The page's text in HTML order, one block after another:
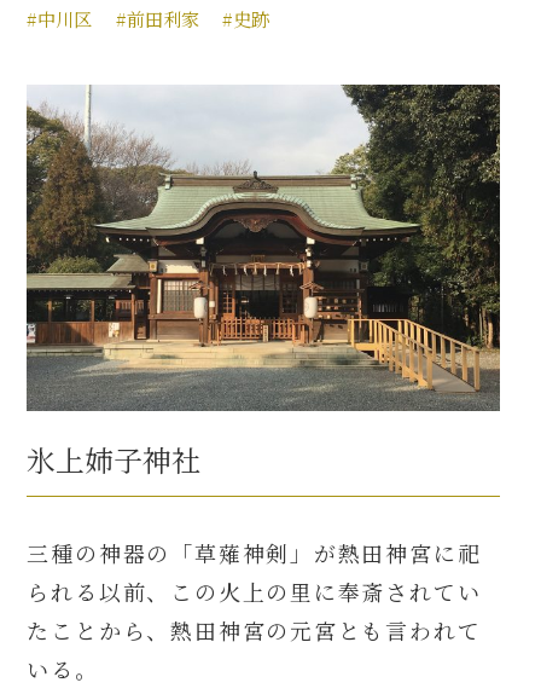
#中川区 #前田利家 #史跡
氷上姉子神社
三種の神器の「草薙神剣」が熱田神宮に祀
られる以前、この火上の里に奉斎されてい
たことから、熱田神宮の元宮とも言われて
いる。